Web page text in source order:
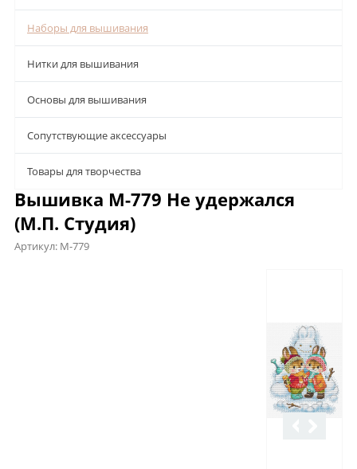
Наборы для вышивания
Нитки для вышивания
Основы для вышивания
Сопутствующие аксессуары
Товары для творчества
Вышивка М-779 Не удержался
(М.П. Студия)
Артикул: М-779